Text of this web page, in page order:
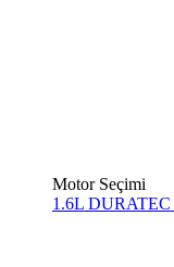
Motor Seçimi
1.6L DURATEC